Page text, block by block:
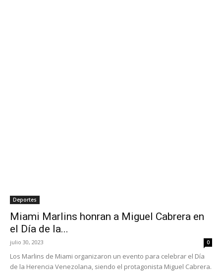
Deportes
Miami Marlins honran a Miguel Cabrera en
el Día de la...
julio 30, 2023 0
Los Marlins de Miami organizaron un evento para celebrar el Día
de la Herencia Venezolana, siendo el protagonista Miguel Cabrera.